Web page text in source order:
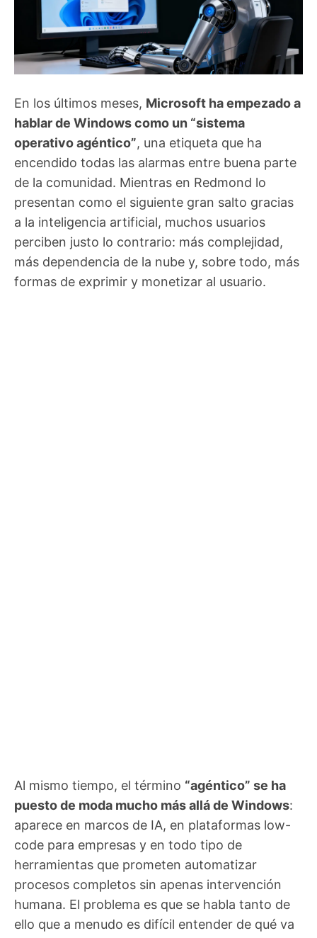
En los últimos meses, Microsoft ha empezado a
hablar de Windows como un “sistema
operativo agéntico”, una etiqueta que ha
encendido todas las alarmas entre buena parte
de la comunidad. Mientras en Redmond lo
presentan como el siguiente gran salto gracias
a la inteligencia artificial, muchos usuarios
perciben justo lo contrario: más complejidad,
más dependencia de la nube y, sobre todo, más
formas de exprimir y monetizar al usuario.
Al mismo tiempo, el término “agéntico” se ha
puesto de moda mucho más allá de Windows:
aparece en marcos de IA, en plataformas low-
code para empresas y en todo tipo de
herramientas que prometen automatizar
procesos completos sin apenas intervención
humana. El problema es que se habla tanto de
ello que a menudo es difícil entender de qué va